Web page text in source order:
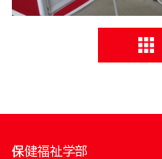
保健福祉学部